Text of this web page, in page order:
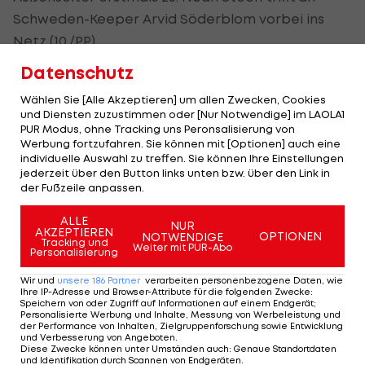
Schweden-Keeper Arvid Söderblom vorbei ins
Netz (10./PP).
Die Antwort der Schweden lässt etwas auf sich
warten, fällt aber mit einem Mann mehr am Eis.
Jungstar Ivan Stenberg besorgt den 1:1-Ausgleich
(23./PP).
Norwegen kaltblütig
Spätestens ab diesem Zeitpunkt weist der
Gastgeber der WM 2025 ein deutliches
Chancenplus auf, doch Norwegen erweist sich vor
dem Tor kaltblütig. Steen schnürt per
Shorthander den Doppelpack (34./SH) und sorgt
für die neuerliche Führung der Norsker.
Datenschutz
Wählen Sie [Alle Akzeptieren] um allen Zwecken, Cookies
und Diensten zuzustimmen oder [Nur Notwendige] im LAOLA1
PUR Modus, ohne Tracking uns Peronsalisierung von
Werbung fortzufahren. Sie können mit [Optionen] auch eine
individuelle Auswahl zu treffen. Sie können Ihre Einstellungen
jederzeit über den Button links unten bzw. über den Link in
der Fußzeile anpassen.
ALLE
AKZEPTIEREN
Tracking und
Personalisierung
NUR
NOTWENDIGE
Weiter mit PUR-Abo
OPTIONEN
Wir und unsere 186 Partner verarbeiten personenbezogene Daten, wie
Ihre IP-Adresse und Browser-Attribute für die folgenden Zwecke:
Speichern von oder Zugriff auf Informationen auf einem Endgerät;
Personalisierte Werbung und Inhalte, Messung von Werbeleistung und
der Performance von Inhalten, Zielgruppenforschung sowie Entwicklung
und Verbesserung von Angeboten
Diese Zwecke können unter Umständen auch: Genaue Standortdaten
und Identifikation durch Scannen von Endgeräten